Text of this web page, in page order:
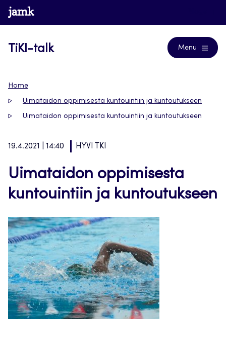
Siirry
suoraan
www.jamk.fi
TiKI-talk Menu
Home
Uimataidon oppimisesta kuntouintiin ja kuntoutukseen
Uimataidon oppimisesta kuntouintiin ja kuntoutukseen
19.4.2021 | 14:40 HYVI TKI
Uimataidon oppimisesta
kuntouintiin ja kuntoutukseen